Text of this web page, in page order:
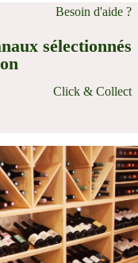
Besoin d'aide ?
sélectionnés
Click & Collect